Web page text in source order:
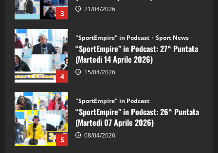
3 21/04/2026
4
"SportEmpire" in Podcast Sport News
“SportEmpire” in Podcast: 27^ Puntata
(Martedi 14 Aprile 2026)
15/04/2026
5
"SportEmpire" in Podcast
“SportEmpire” in Podcast: 26^ Puntata
(Martedi 07 Aprile 2026)
08/04/2026